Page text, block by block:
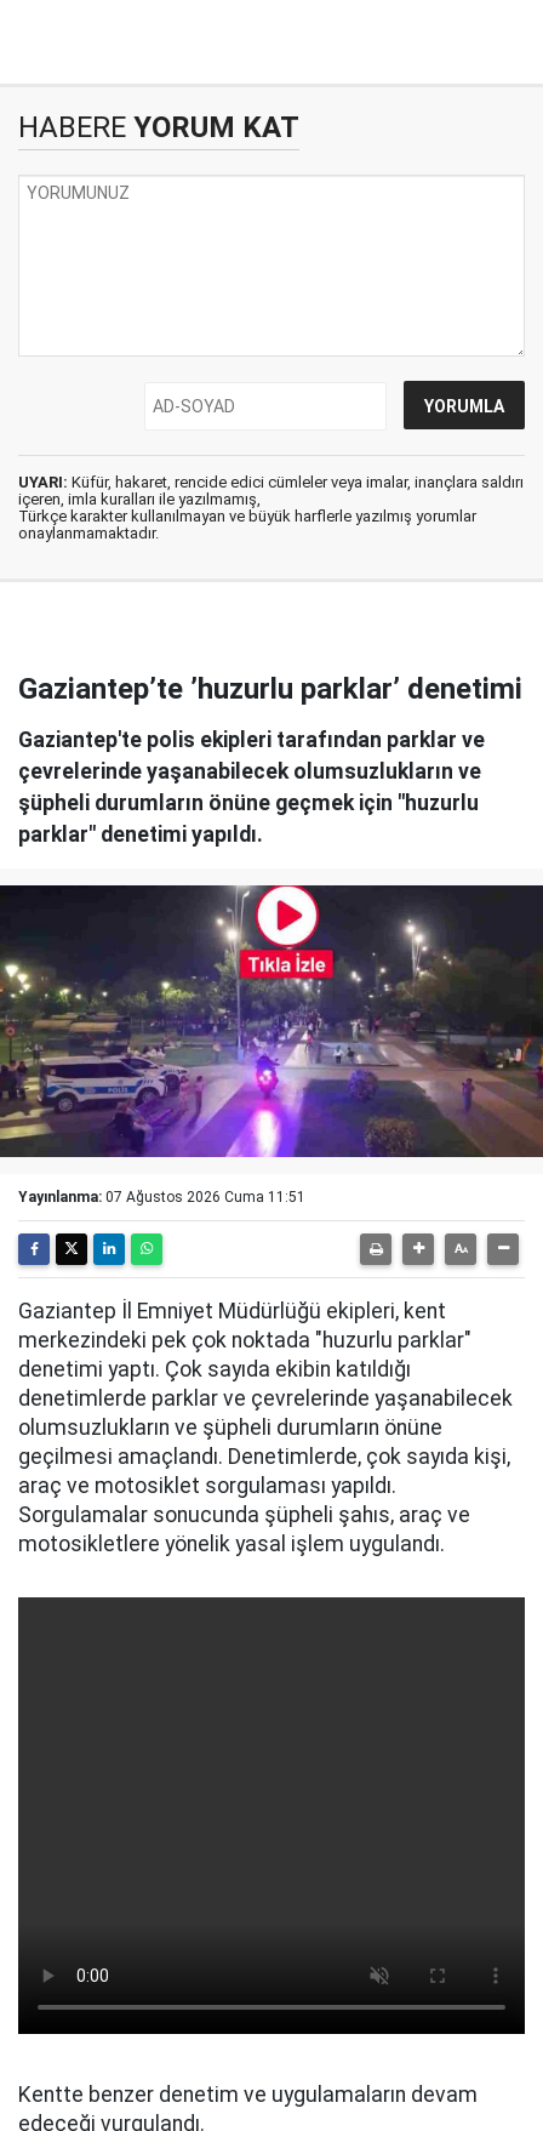
HABERE YORUM KAT
UYARI: Küfür, hakaret, rencide edici cümleler veya imalar, inançlara saldırı
içeren, imla kuralları ile yazılmamış,
Türkçe karakter kullanılmayan ve büyük harflerle yazılmış yorumlar
onaylanmamaktadır.
Gaziantep’te ’huzurlu parklar’ denetimi
Gaziantep'te polis ekipleri tarafından parklar ve
çevrelerinde yaşanabilecek olumsuzlukların ve
şüpheli durumların önüne geçmek için "huzurlu
parklar" denetimi yapıldı.
Yayınlanma: 07 Ağustos 2026 Cuma 11:51
Gaziantep İl Emniyet Müdürlüğü ekipleri, kent
merkezindeki pek çok noktada "huzurlu parklar"
denetimi yaptı. Çok sayıda ekibin katıldığı
denetimlerde parklar ve çevrelerinde yaşanabilecek
olumsuzlukların ve şüpheli durumların önüne
geçilmesi amaçlandı. Denetimlerde, çok sayıda kişi,
araç ve motosiklet sorgulaması yapıldı.
Sorgulamalar sonucunda şüpheli şahıs, araç ve
motosikletlere yönelik yasal işlem uygulandı.
Kentte benzer denetim ve uygulamaların devam
edeceği vurgulandı.